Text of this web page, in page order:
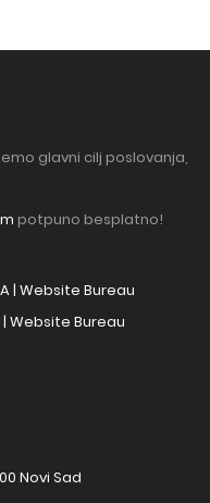
glavni cilj poslovanja,
potpuno besplatno!
| Website Bureau
Website Bureau
Novi Sad